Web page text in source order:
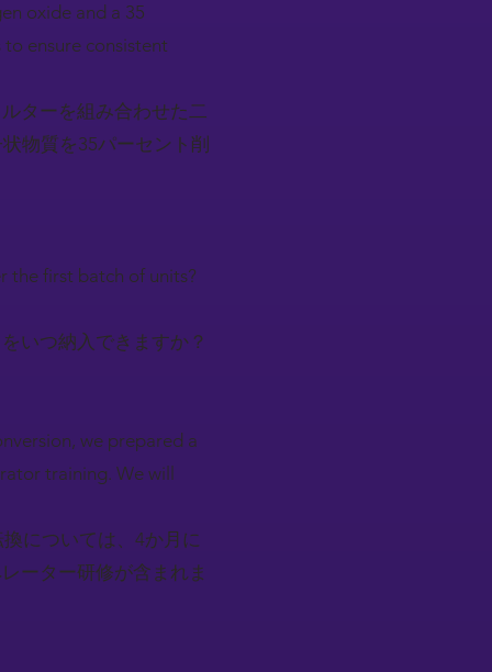
oxide and a 35
ensure consistent
ターを組み合わせた二
物質を35パーセント削
the first batch of units?
いつ納入できますか？
we prepared a
training. We will
については、4か月に
ーター研修が含まれま